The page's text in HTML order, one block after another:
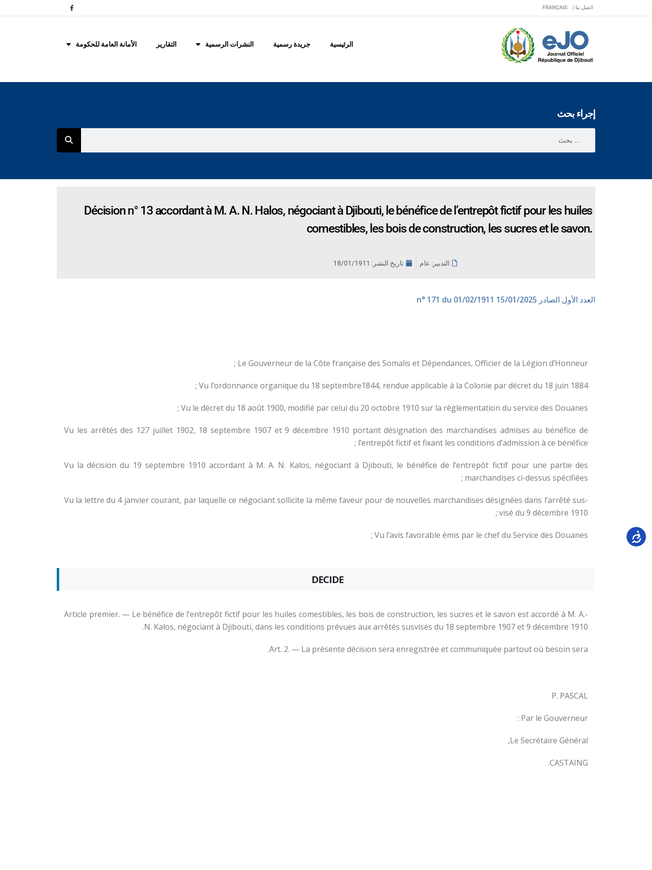
اتصل بنا | FRANÇAIS
الرئيسية جريدة رسمية النشرات الرسمية التقارير الأمانة العامة للحكومة
إجراء بحث
Décision n° 13 accordant à M. A. N. Halos, négociant à Djibouti, le bénéfice de l’entrepôt fictif pour les huiles
comestibles, les bois de construction, les sucres et le savon.
التدبير: عام تاريخ النشر: 18/01/1911
العدد الأول الصادر 15/01/2025
Le Gouverneur de la Côte française des Somalis et Dépendances, Officier de la Légion d’Honneur ;
Vu l’ordonnance organique du 18 septembre1844, rendue applicable à la Colonie par décret du 18 juin 1884 ;
Vu le décret du 18 août 1900, modifié par celui du 20 octobre 1910 sur la règlementation du service des Douanes ;
Vu les arrêtés des 127 juillet 1902, 18 septembre 1907 et 9 décembre 1910 portant désignation des marchandises admises au bénéfice de
l’entrepôt fictif et fixant les conditions d’admission à ce bénéfice ;
Vu la décision du 19 septembre 1910 accordant à M. A. N. Kalos, négociant à Djibouti, le bénéfice de l’entrepôt fictif pour une partie des
marchandises ci-dessus spécifiées ;
Vu la lettre du 4 janvier courant, par laquelle ce négociant sollicite la même faveur pour de nouvelles marchandises désignées dans l’arrêté sus-
visé du 9 décembre 1910 ;
Vu l’avis favorable émis par le chef du Service des Douanes ;
DECIDE
Article premier. — Le bénéfice de l’entrepôt fictif pour les huiles comestibles, les bois de construction, les sucres et le savon est accordé à M. A.-
N. Kalos, négociant à Djibouti, dans les conditions prévues aux arrêtés susvisés du 18 septembre 1907 et 9 décembre 1910.
Art. 2. — La présente décision sera enregistrée et communiquée partout où besoin sera.
P. PASCAL
Par le Gouverneur :
Le Secrétaire Général,
CASTAING.